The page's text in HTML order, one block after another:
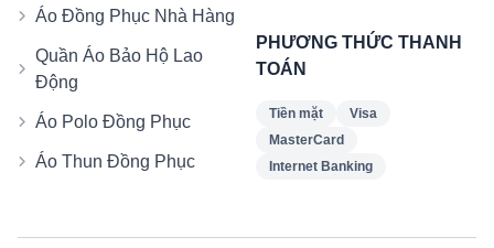
Áo Đồng Phục Nhà Hàng
Quần Áo Bảo Hộ Lao
Động
Áo Polo Đồng Phục
Áo Thun Đồng Phục
PHƯƠNG THỨC THANH
TOÁN
Tiền mặt
Visa
MasterCard
Internet Banking